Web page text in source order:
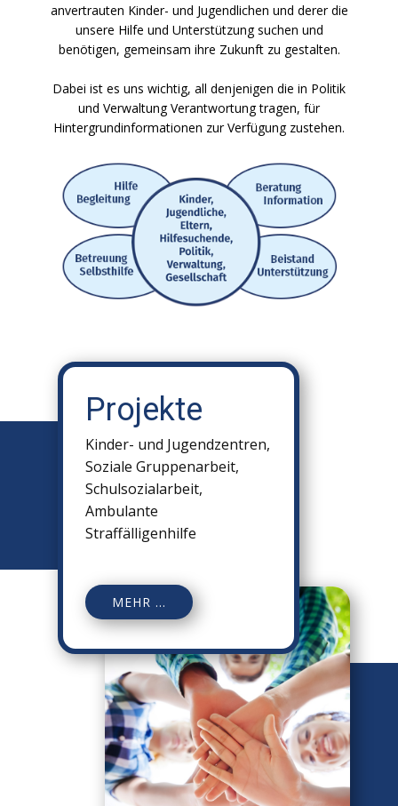
anvertrauten Kinder- und Jugendlichen und derer die
unsere Hilfe und Unterstützung suchen und
benötigen, gemeinsam ihre Zukunft zu gestalten.
Dabei ist es uns wichtig, all denjenigen die in Politik
und Verwaltung Verantwortung tragen, für
Hintergrundinformationen zur Verfügung zustehen.
Projekte
Kinder- und Jugendzentren,
Soziale Gruppenarbeit,
Schulsozialarbeit,
Ambulante
Straffälligenhilfe
MEHR ...